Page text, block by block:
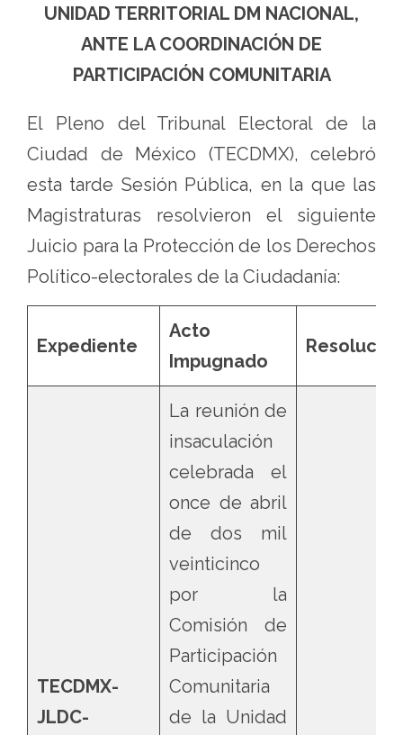
UNIDAD TERRITORIAL DM NACIONAL,
ANTE LA COORDINACIÓN DE
PARTICIPACIÓN COMUNITARIA
El Pleno del Tribunal Electoral de la
Ciudad de México (TECDMX), celebró
esta tarde Sesión Pública, en la que las
Magistraturas resolvieron el siguiente
Juicio para la Protección de los Derechos
Político-electorales de la Ciudadanía:
Expediente
Acto
Impugnado
Resolución
TECDMX-
JLDC-
La reunión de
insaculación
celebrada el
once de abril
de dos mil
veinticinco
por la
Comisión de
Participación
Comunitaria
de la Unidad